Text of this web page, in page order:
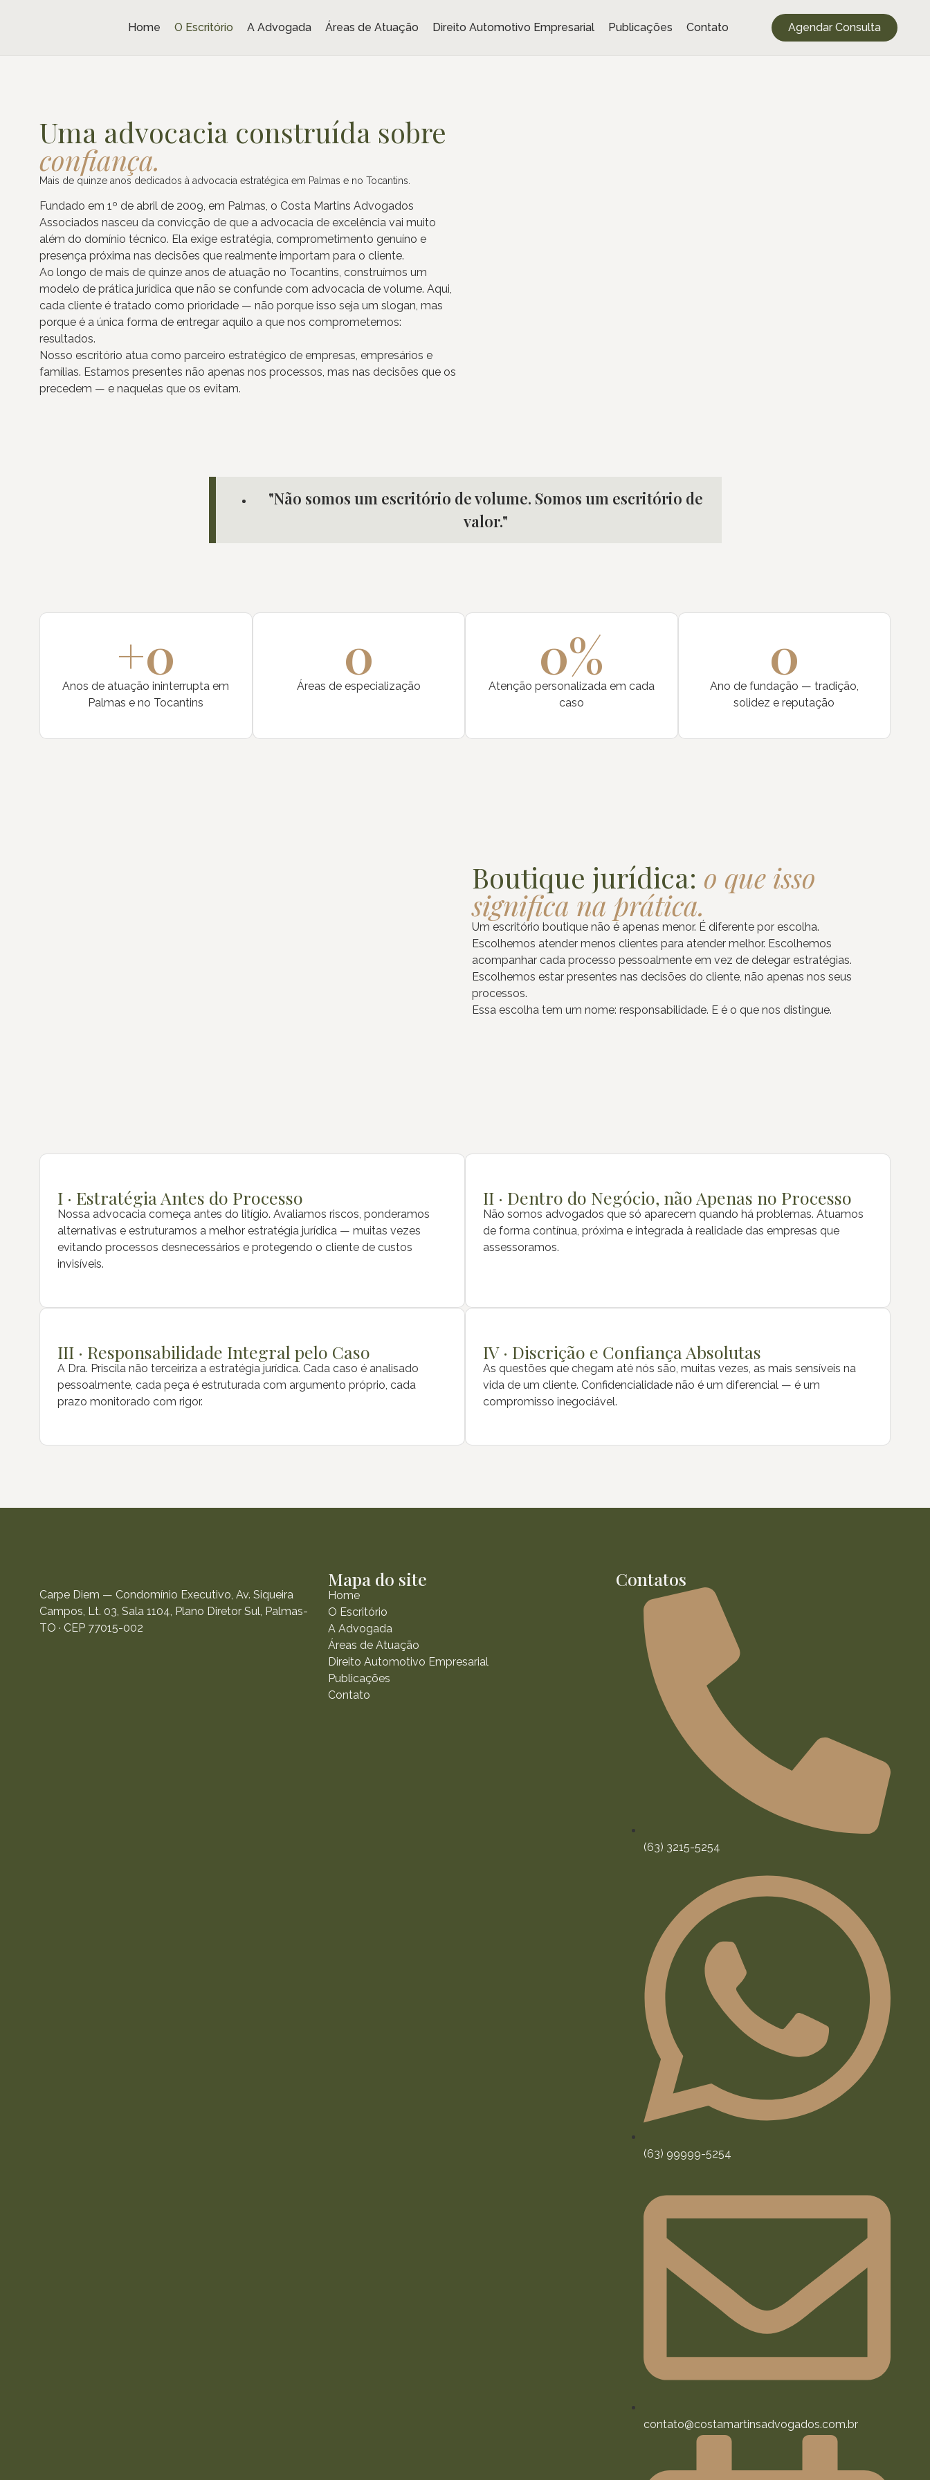
Home O Escritório A Advogada Áreas de Atuação Direito Automotivo Empresarial Publicações Contato Agendar Consulta
Uma advocacia construída sobre
confiança.
Mais de quinze anos dedicados à advocacia estratégica em Palmas e no Tocantins.
Fundado em 1º de abril de 2009, em Palmas, o Costa Martins Advogados
Associados nasceu da convicção de que a advocacia de excelência vai muito
além do domínio técnico. Ela exige estratégia, comprometimento genuíno e
presença próxima nas decisões que realmente importam para o cliente.
Ao longo de mais de quinze anos de atuação no Tocantins, construímos um
modelo de prática jurídica que não se confunde com advocacia de volume. Aqui,
cada cliente é tratado como prioridade — não porque isso seja um slogan, mas
porque é a única forma de entregar aquilo a que nos comprometemos:
resultados.
Nosso escritório atua como parceiro estratégico de empresas, empresários e
famílias. Estamos presentes não apenas nos processos, mas nas decisões que os
precedem — e naquelas que os evitam.
"Não somos um escritório de volume. Somos um escritório de
valor."
+0
Anos de atuação ininterrupta em
Palmas e no Tocantins
0
Áreas de especialização
0%
Atenção personalizada em cada
caso
0
Ano de fundação — tradição,
solidez e reputação
Boutique jurídica: o que isso
significa na prática.
Um escritório boutique não é apenas menor. É diferente por escolha.
Escolhemos atender menos clientes para atender melhor. Escolhemos
acompanhar cada processo pessoalmente em vez de delegar estratégias.
Escolhemos estar presentes nas decisões do cliente, não apenas nos seus
processos.
Essa escolha tem um nome: responsabilidade. E é o que nos distingue.
I · Estratégia Antes do Processo
Nossa advocacia começa antes do litígio. Avaliamos riscos, ponderamos
alternativas e estruturamos a melhor estratégia jurídica — muitas vezes
evitando processos desnecessários e protegendo o cliente de custos
invisíveis.
II · Dentro do Negócio, não Apenas no Processo
Não somos advogados que só aparecem quando há problemas. Atuamos
de forma contínua, próxima e integrada à realidade das empresas que
assessoramos.
III · Responsabilidade Integral pelo Caso
A Dra. Priscila não terceiriza a estratégia jurídica. Cada caso é analisado
pessoalmente, cada peça é estruturada com argumento próprio, cada
prazo monitorado com rigor.
IV · Discrição e Confiança Absolutas
As questões que chegam até nós são, muitas vezes, as mais sensíveis na
vida de um cliente. Confidencialidade não é um diferencial — é um
compromisso inegociável.
Carpe Diem — Condomínio Executivo, Av. Siqueira
Campos, Lt. 03, Sala 1104, Plano Diretor Sul, Palmas-
TO · CEP 77015-002
Mapa do site
Home
O Escritório
A Advogada
Áreas de Atuação
Direito Automotivo Empresarial
Publicações
Contato
Contatos
(63) 3215-5254
(63) 99999-5254
contato@costamartinsadvogados.com.br